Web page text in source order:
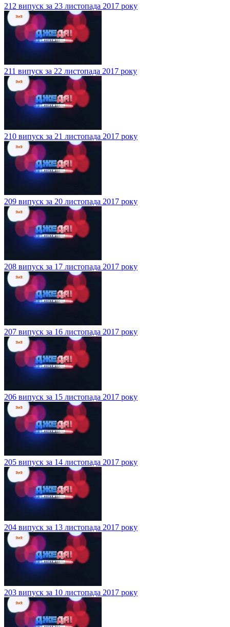
212 випуск за 23 листопада 2017 року
211 випуск за 22 листопада 2017 року
210 випуск за 21 листопада 2017 року
209 випуск за 20 листопада 2017 року
208 випуск за 17 листопада 2017 року
207 випуск за 16 листопада 2017 року
206 випуск за 15 листопада 2017 року
205 випуск за 14 листопада 2017 року
204 випуск за 13 листопада 2017 року
203 випуск за 10 листопада 2017 року